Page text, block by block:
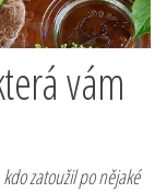
vám
zatoužil po nějaké